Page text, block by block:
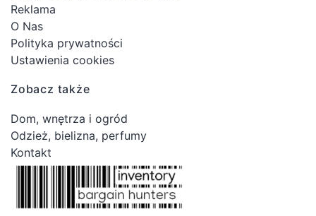
Reklama
O Nas
Polityka prywatności
Ustawienia cookies
Zobacz także
Dom, wnętrza i ogród
Odzież, bielizna, perfumy
Kontakt